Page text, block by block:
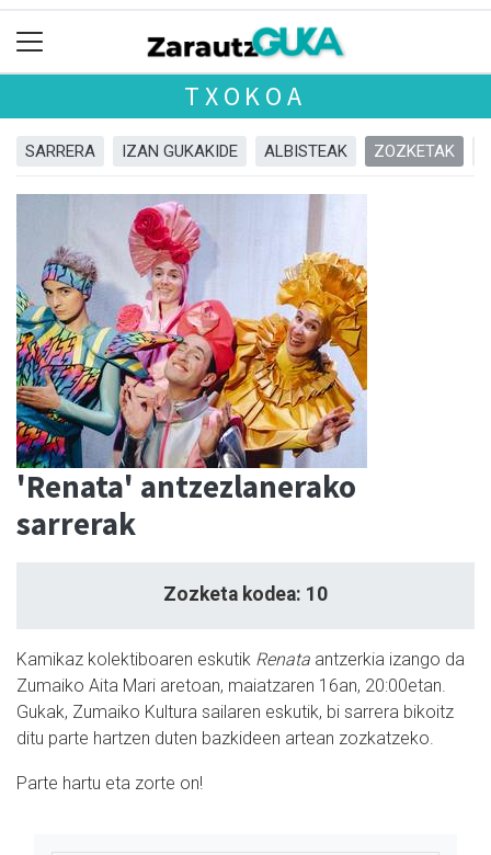
TXOKOA
SARRERA IZAN GUKAKIDE ALBISTEAK ZOZKETAK
'Renata' antzezlanerako
sarrerak
Zozketa kodea: 10
Kamikaz kolektiboaren eskutik Renata antzerkia izango da
Zumaiko Aita Mari aretoan, maiatzaren 16an, 20:00etan.
Gukak, Zumaiko Kultura sailaren eskutik, bi sarrera bikoitz
ditu parte hartzen duten bazkideen artean zozkatzeko.
Parte hartu eta zorte on!